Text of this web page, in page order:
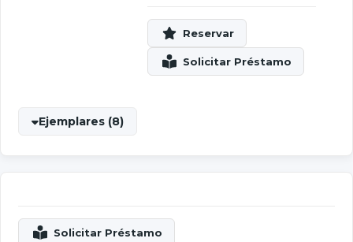
Ejemplares (8)